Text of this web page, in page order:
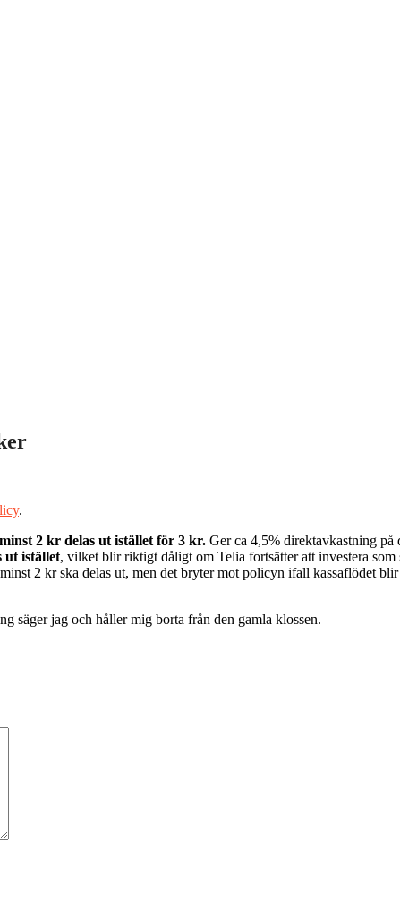
.
2 kr delas ut istället för 3 kr. Ger ca 4,5% direktavkastning på
ut istället, vilket blir riktigt dåligt om Telia fortsätter att investera
2 kr ska delas ut, men det bryter mot policyn ifall kassaflödet
säger jag och håller mig borta från den gamla klossen.